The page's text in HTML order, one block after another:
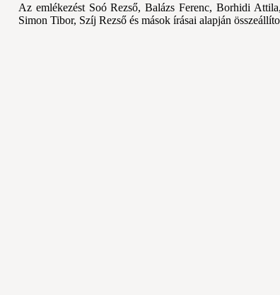
Az emlékezést Soó Rezső,Balázs Ferenc, Borhidi
Simon Tibor, Szíj Rezső és mások írásai alapján